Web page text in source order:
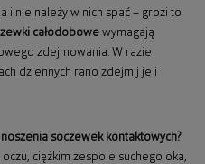
i nie należy w nich spać – grozi to
całodobowe wymagają
zdejmowania. W razie
dziennych rano zdejmij je i
soczewek kontaktowych?
ciężkim zespole suchego oka,